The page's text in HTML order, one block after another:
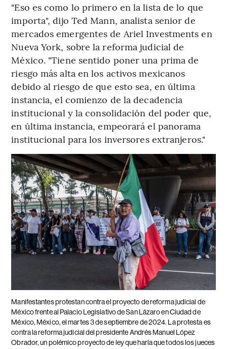
"Eso es como lo primero en la lista de lo que
importa", dijo Ted Mann, analista senior de
mercados emergentes de Ariel Investments en
Nueva York, sobre la reforma judicial de
México. "Tiene sentido poner una prima de
riesgo más alta en los activos mexicanos
debido al riesgo de que esto sea, en última
instancia, el comienzo de la decadencia
institucional y la consolidación del poder que,
en última instancia, empeorará el panorama
institucional para los inversores extranjeros."
Manifestantes protestan contra el proyecto de reforma judicial de
México frente al Palacio Legislativo de San Lázaro en Ciudad de
México, México, el martes 3 de septiembre de 2024. La protesta es
contra la reforma judicial del presidente Andrés Manuel López
Obrador, un polémico proyecto de ley que haría que todos los jueces